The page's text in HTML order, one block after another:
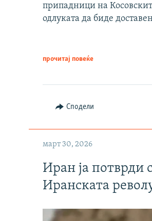
припадници на
одлуката да биде
прочитај повеќе
Сподели
март 30, 2026
Иран ја потврди
Иранската